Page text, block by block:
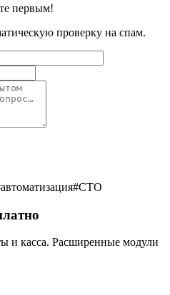
первым!
проверку на спам.
автоматизация#СТО
и касса. Расширенные модули